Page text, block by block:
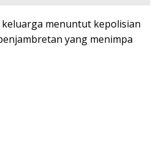
menuntut kepolisian
yang menimpa